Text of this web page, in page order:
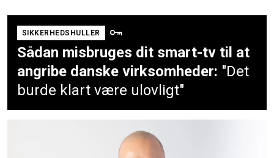
SIKKERHEDSHULLER
Sådan misbruges dit smart-tv til at
angribe danske virksomheder: "Det
burde klart være ulovligt"